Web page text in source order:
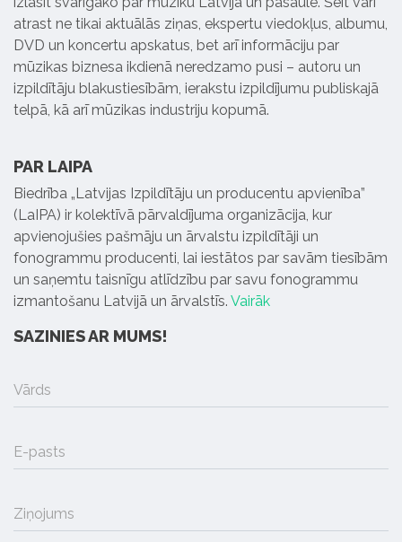
atrast ne tikai aktuālās ziņas, ekspertu viedokļus, albumu,
DVD un koncertu apskatus, bet arī informāciju par
mūzikas biznesa ikdienā neredzamo pusi – autoru un
izpildītāju blakustiesībām, ierakstu izpildījumu publiskajā
telpā, kā arī mūzikas industriju kopumā.
PAR LAIPA
Biedrība „Latvijas Izpildītāju un producentu apvienība”
(LaIPA) ir kolektīvā pārvaldījuma organizācija, kur
apvienojušies pašmāju un ārvalstu izpildītāji un
fonogrammu producenti, lai iestātos par savām tiesībām
un saņemtu taisnīgu atlīdzību par savu fonogrammu
izmantošanu Latvijā un ārvalstīs. Vairāk
SAZINIES AR MUMS!
Vārds
E-pasts
Ziņojums